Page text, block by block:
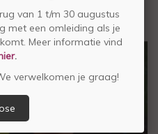
van 1 t/m 30 augustus
met een omleiding als je
Meer informatie vind
.
verwelkomen je graag!